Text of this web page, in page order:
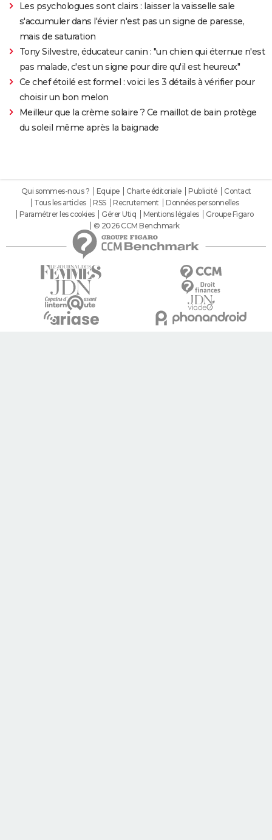
Les psychologues sont clairs : laisser la vaisselle sale
s'accumuler dans l'évier n'est pas un signe de paresse,
mais de saturation
Tony Silvestre, éducateur canin : "un chien qui éternue n'est
pas malade, c'est un signe pour dire qu'il est heureux"
Ce chef étoilé est formel : voici les 3 détails à vérifier pour
choisir un bon melon
Meilleur que la crème solaire ? Ce maillot de bain protège
du soleil même après la baignade
Qui sommes-nous ? Equipe Charte éditoriale Publicité
Contact
Tous les articles
RSS Recrutement
Données personnelles
Paramétrer les cookies
Gérer Utiq Mentions légales
Groupe Figaro
© 2026 CCM Benchmark